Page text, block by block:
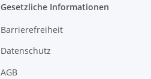
Gesetzliche Informationen
Barrierefreiheit
Datenschutz
AGB